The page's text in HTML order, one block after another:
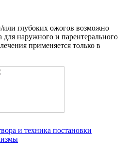
глубоких ожогов возможно
для наружного и парентерального
применяется только в
и техника постановки